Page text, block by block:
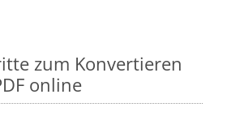
zum Konvertieren
online